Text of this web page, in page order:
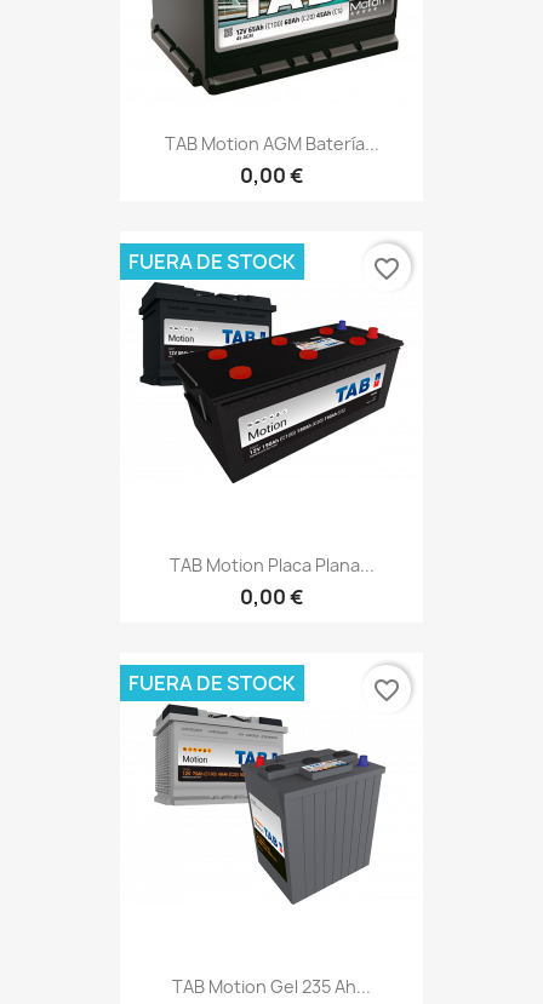
TAB Motion AGM Batería...
0,00 €
TAB Motion Placa Plana...
0,00 €
FUERA DE STOCK favorite_border
TAB Motion Gel 235 Ah...
FUERA DE STOCK favorite_border